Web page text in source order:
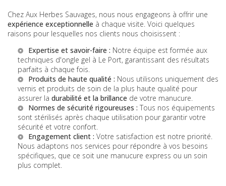
Chez Aux Herbes Sauvages, nous nous engageons à offrir une
expérience exceptionnelle à chaque visite. Voici quelques
raisons pour lesquelles nos clients nous choisissent :
Expertise et savoir-faire : Notre équipe est formée aux
techniques d'ongle gel à Le Port, garantissant des résultats
parfaits à chaque fois.
Produits de haute qualité : Nous utilisons uniquement des
vernis et produits de soin de la plus haute qualité pour
assurer la durabilité et la brillance de votre manucure.
Normes de sécurité rigoureuses : Tous nos équipements
sont stérilisés après chaque utilisation pour garantir votre
sécurité et votre confort.
Engagement client : Votre satisfaction est notre priorité.
Nous adaptons nos services pour répondre à vos besoins
spécifiques, que ce soit une manucure express ou un soin
plus complet.